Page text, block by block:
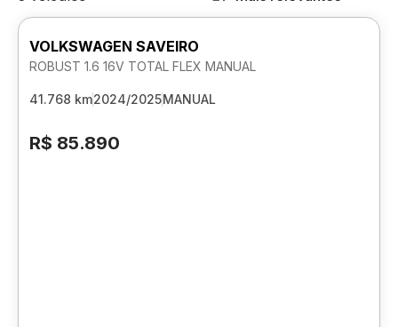
VOLKSWAGEN SAVEIRO
ROBUST 1.6 16V TOTAL FLEX MANUAL
41.768 km2024/2025MANUAL
R$ 85.890